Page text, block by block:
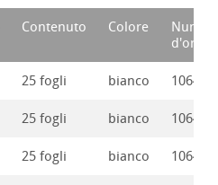
Contenuto Colore
25 fogli bianco
25 fogli bianco
25 fogli bianco